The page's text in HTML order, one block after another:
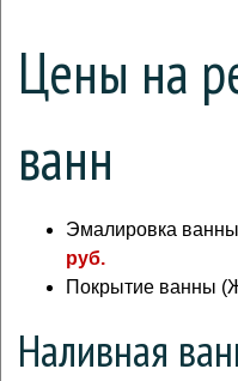
Цены на
ванн
Эмалировка
руб.
Покрытие ванны
Наливная